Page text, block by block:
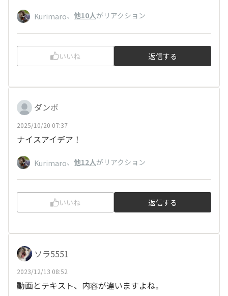
Kurimaro、 他10人がリアクション
いいね 返信する
ダンボ
2025/10/20 07:37
ナイスアイデア！
Kurimaro、 他12人がリアクション
いいね 返信する
ソラ5551
2023/12/13 08:52
動画とテキスト、内容が違いますよね。